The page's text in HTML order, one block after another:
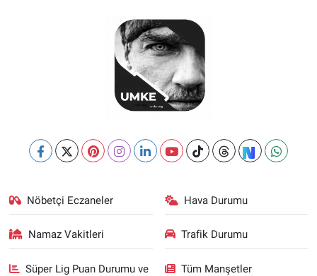
Nöbetçi Eczaneler Hava Durumu
Namaz Vakitleri Trafik Durumu
Süper Lig Puan Durumu ve
Tüm Manşetler